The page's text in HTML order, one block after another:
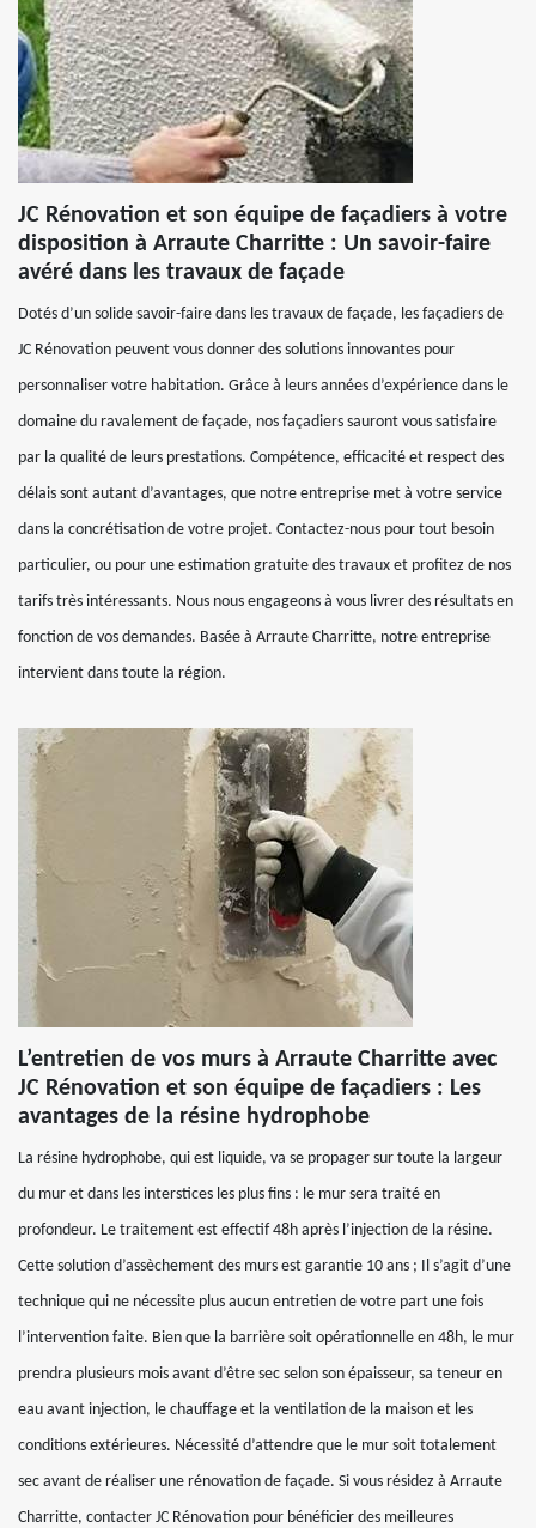
JC Rénovation et son équipe de façadiers à votre
disposition à Arraute Charritte : Un savoir-faire
avéré dans les travaux de façade
Dotés d’un solide savoir-faire dans les travaux de façade, les façadiers de
JC Rénovation peuvent vous donner des solutions innovantes pour
personnaliser votre habitation. Grâce à leurs années d’expérience dans le
domaine du ravalement de façade, nos façadiers sauront vous satisfaire
par la qualité de leurs prestations. Compétence, efficacité et respect des
délais sont autant d’avantages, que notre entreprise met à votre service
dans la concrétisation de votre projet. Contactez-nous pour tout besoin
particulier, ou pour une estimation gratuite des travaux et profitez de nos
tarifs très intéressants. Nous nous engageons à vous livrer des résultats en
fonction de vos demandes. Basée à Arraute Charritte, notre entreprise
intervient dans toute la région.
L’entretien de vos murs à Arraute Charritte avec
JC Rénovation et son équipe de façadiers : Les
avantages de la résine hydrophobe
La résine hydrophobe, qui est liquide, va se propager sur toute la largeur
du mur et dans les interstices les plus fins : le mur sera traité en
profondeur. Le traitement est effectif 48h après l’injection de la résine.
Cette solution d’assèchement des murs est garantie 10 ans ; Il s’agit d’une
technique qui ne nécessite plus aucun entretien de votre part une fois
l’intervention faite. Bien que la barrière soit opérationnelle en 48h, le mur
prendra plusieurs mois avant d’être sec selon son épaisseur, sa teneur en
eau avant injection, le chauffage et la ventilation de la maison et les
conditions extérieures. Nécessité d’attendre que le mur soit totalement
sec avant de réaliser une rénovation de façade. Si vous résidez à Arraute
Charritte, contacter JC Rénovation pour bénéficier des meilleures